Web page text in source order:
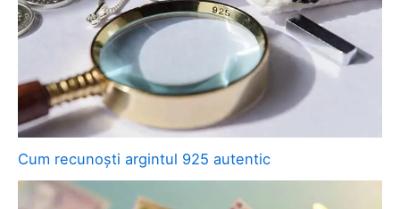
Cum recunoști argintul 925 autentic